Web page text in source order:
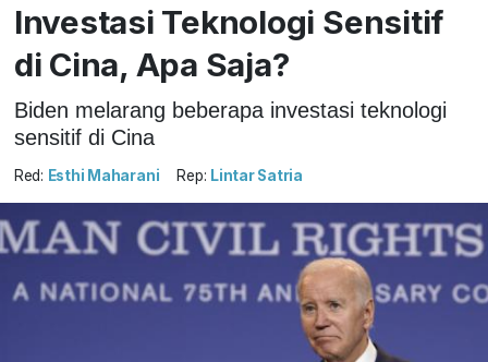
Investasi Teknologi Sensitif
di Cina, Apa Saja?
Biden melarang beberapa investasi teknologi
sensitif di Cina
Red: Esthi Maharani Rep: Lintar Satria